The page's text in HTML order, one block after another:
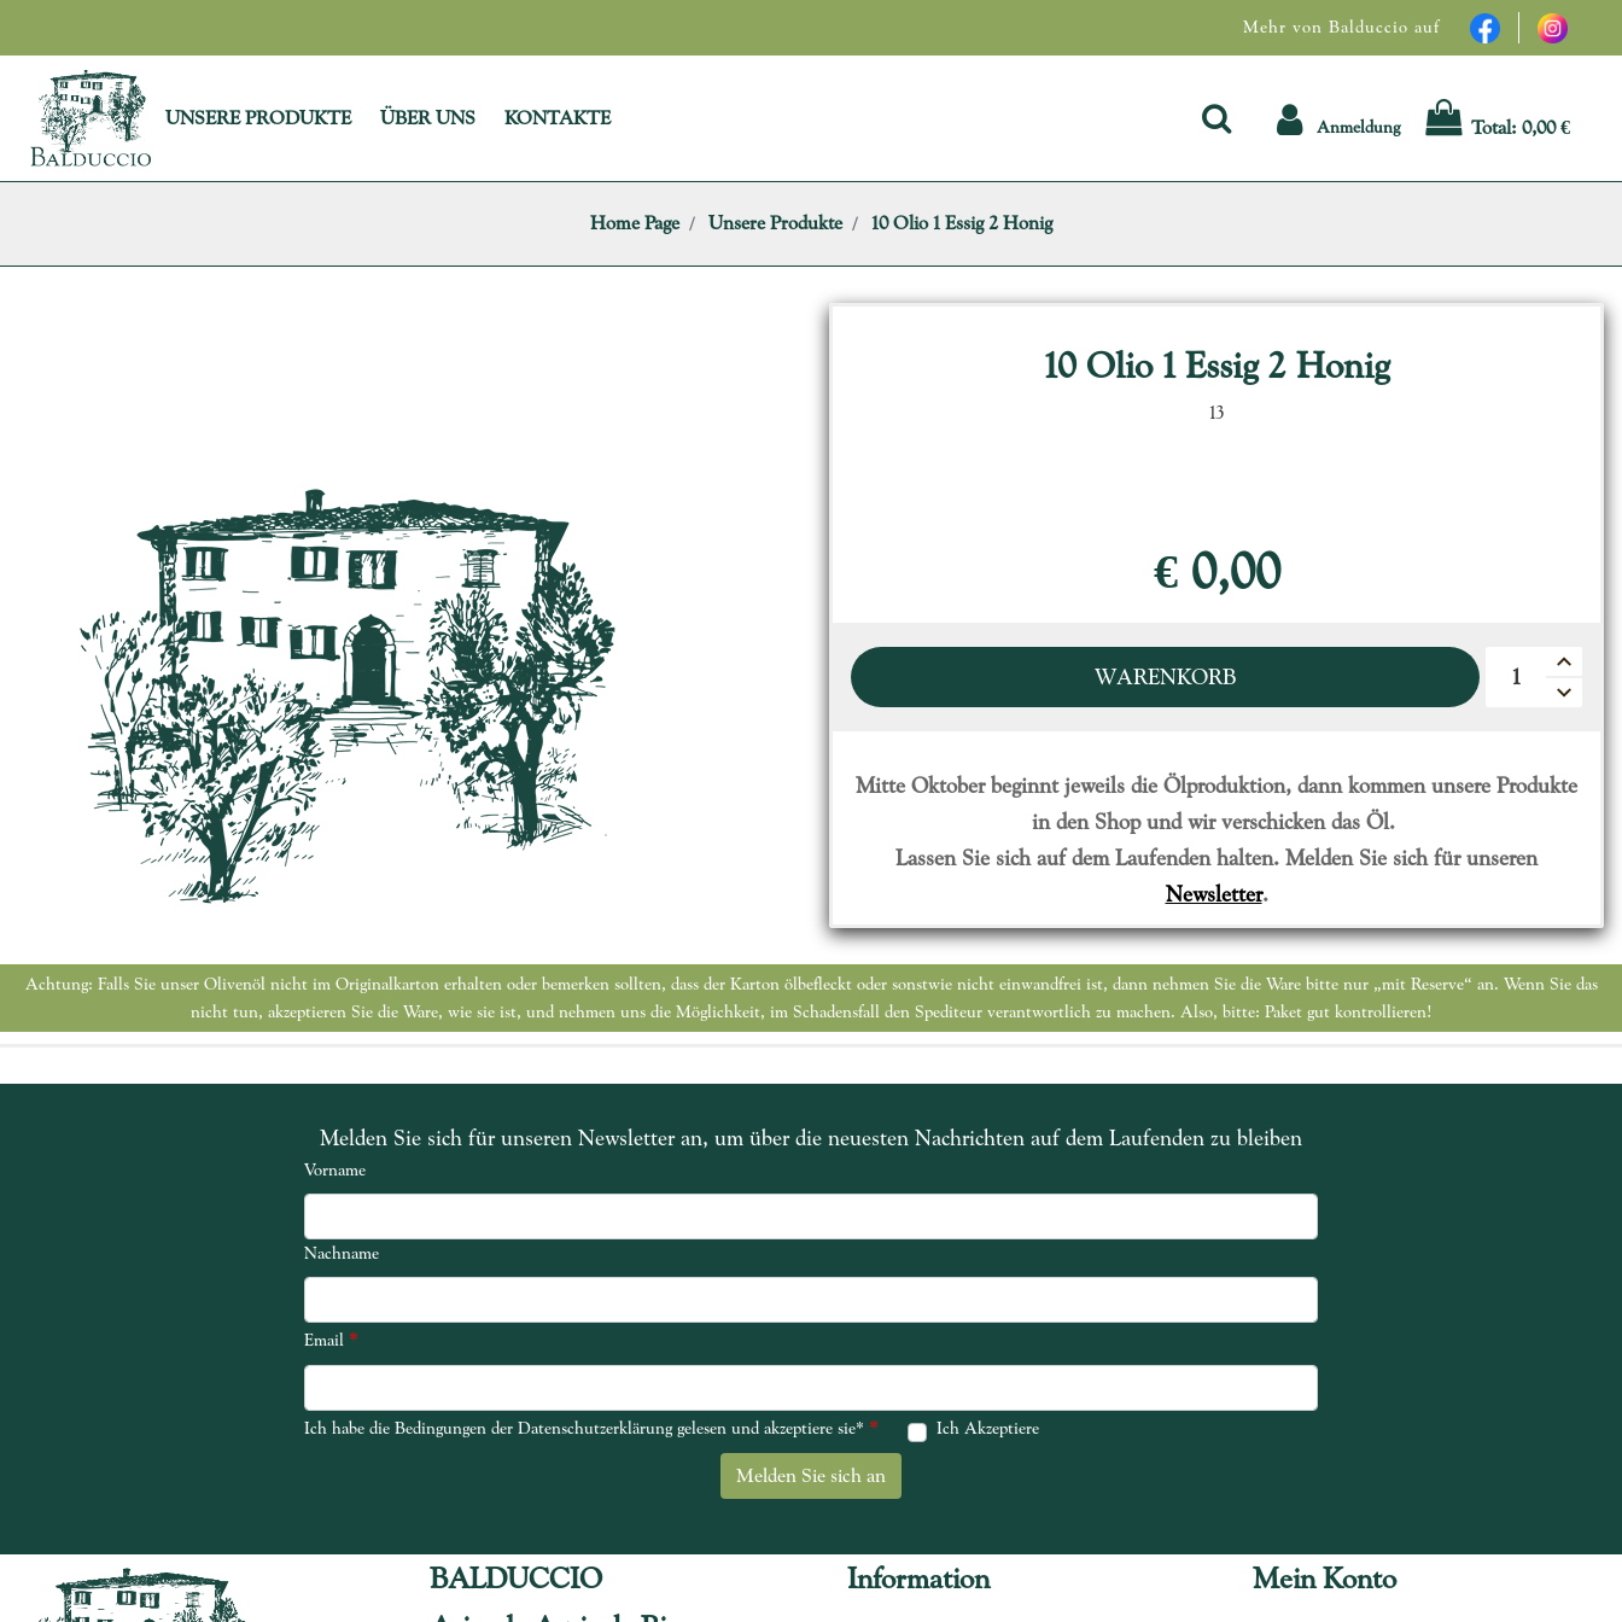
Mehr von Balduccio auf
UNSERE PRODUKTE ÜBER UNS KONTAKTE Anmeldung Total: 0,00 €
Home Page Unsere Produkte 10 Olio 1 Essig 2 Honig
10 Olio 1 Essig 2 Honig
13
€ 0,00
Quantità
WARENKORB
Mitte Oktober beginnt jeweils die Ölproduktion, dann kommen unsere Produkte
in den Shop und wir verschicken das Öl.
Lassen Sie sich auf dem Laufenden halten. Melden Sie sich für unseren
Newsletter.
Achtung: Falls Sie unser Olivenöl nicht im Originalkarton erhalten oder bemerken sollten, dass der Karton ölbefleckt oder sonstwie nicht einwandfrei ist, dann nehmen Sie die Ware bitte nur „mit Reserve“ an. Wenn Sie das
nicht tun, akzeptieren Sie die Ware, wie sie ist, und nehmen uns die Möglichkeit, im Schadensfall den Spediteur verantwortlich zu machen. Also, bitte: Paket gut kontrollieren!
Melden Sie sich für unseren Newsletter an, um über die neuesten Nachrichten auf dem Laufenden zu bleiben
Vorname
Nachname
Email *
Ich habe die Bedingungen der Datenschutzerklärung gelesen und akzeptiere sie* *
Ich habe die Bedingungen der Datenschutzerklärung gelesen und akzeptiere sie* * Ich Akzeptiere
BALDUCCIO
Information Mein Konto